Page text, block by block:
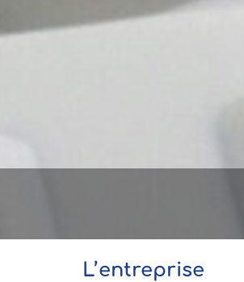
L’entreprise